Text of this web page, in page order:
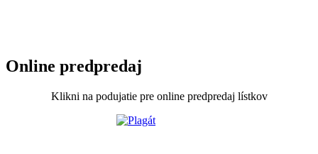
Online predpredaj
Klikni na podujatie pre online predpredaj lístkov